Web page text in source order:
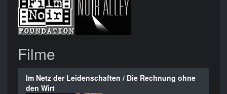
Filme
Im Netz der Leidenschaften / Die Rechnung ohne
den Wirt